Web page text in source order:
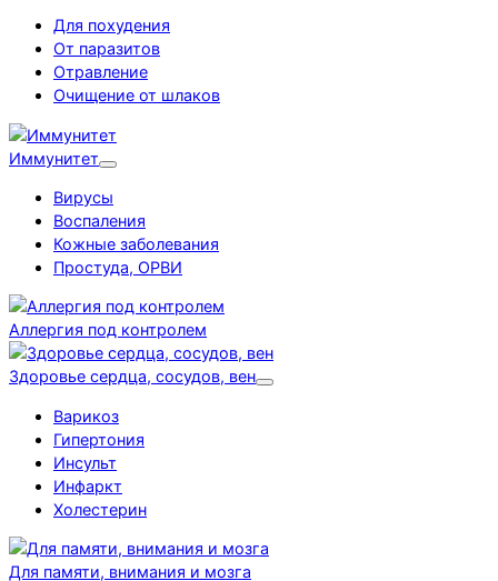
Для похудения
От паразитов
Отравление
Очищение от шлаков
Иммунитет
Вирусы
Воспаления
Кожные заболевания
Простуда, ОРВИ
Аллергия под контролем
Здоровье сердца, сосудов, вен
Варикоз
Гипертония
Инсульт
Инфаркт
Холестерин
Для памяти, внимания и мозга